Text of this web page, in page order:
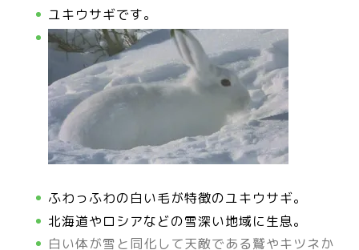
ユキウサギです。
ふわっふわの白い毛が特徴のユキウサギ。
北海道やロシアなどの雪深い地域に生息。
白い体が雪と同化して天敵である鷲やキツネか